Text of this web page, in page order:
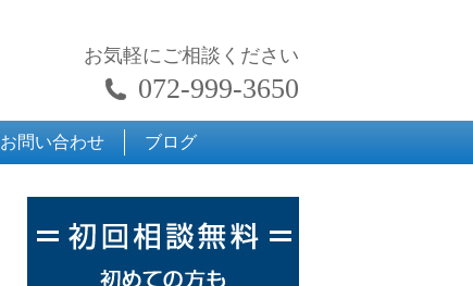
お気軽にご相談ください
072-999-3650
お問い合わせ ブログ